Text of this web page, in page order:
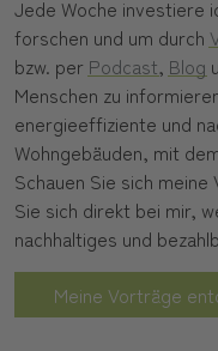
Jede Woche investiere
forschen und um durch
bzw. per Podcast, Blog
Menschen zu
energieeffiziente und
Wohngebäuden, mit
Schauen Sie sich
Sie sich direkt bei mir,
nachhaltiges und
Meine Vorträge